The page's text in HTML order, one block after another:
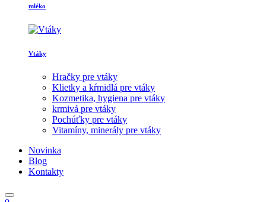
mléko
Vtáky
Hračky pre vtáky
Klietky a kŕmidlá pre vtáky
Kozmetika, hygiena pre vtáky
krmivá pre vtáky
Pochúťky pre vtáky
Vitamíny, minerály pre vtáky
Novinka
Blog
Kontakty